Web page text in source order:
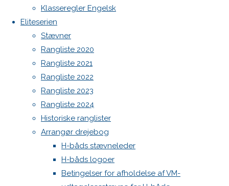
Klasseregler Engelsk
Eliteserien
Stævner
Rangliste 2020
Rangliste 2021
Rangliste 2022
Rangliste 2023
Rangliste 2024
Historiske ranglister
Arrangør drejebog
H-båds stævneleder
H-båds logoer
Betingelser for afholdelse af VM-
Previous
image
Next
image
Skriv
et
svar
WordPress.org